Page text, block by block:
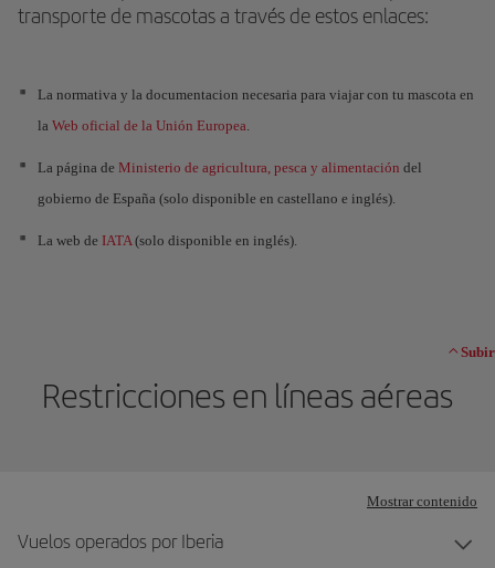
transporte de mascotas a través de estos enlaces:
La normativa y la documentacion necesaria para viajar con tu mascota en
la Web oficial de la Unión Europea.
La página de Ministerio de agricultura, pesca y alimentación del
gobierno de España (solo disponible en castellano e inglés).
La web de IATA(solo disponible en inglés).
Subir
Restricciones en líneas aéreas
Mostrar contenido
Vuelos operados por Iberia